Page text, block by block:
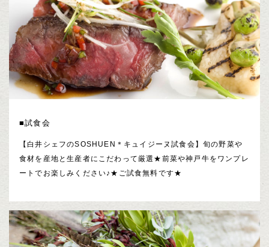
■試食会
【白井シェフのSOSHUEN＊キュイジーヌ試食会】旬の野菜や
食材を産地と生産者にこだわって厳選★前菜や神戸牛をワンプレ
ートでお楽しみください♪★ご試食無料です★